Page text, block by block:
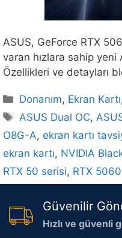
ASUS, GeForce RTX
varan hızlara sahip
Özellikleri ve detayları
Kategoriler
Donanım, Ekran Kartı
Etiketler
ASUS Dual OC,
O8G-A, ekran kartı
ekran kartı, NVIDIA
RTX 50 serisi, RTX
Güvenilir
Hızlı ve güvenli